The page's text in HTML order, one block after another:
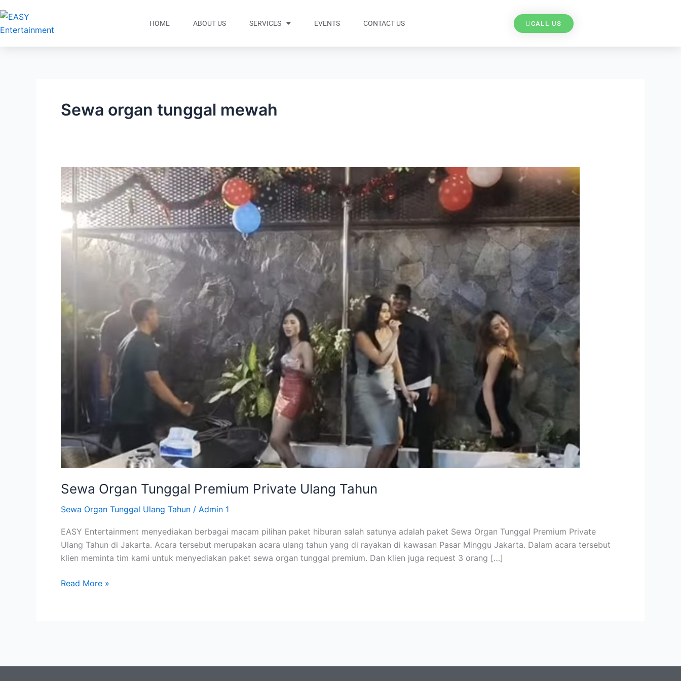
ke
konten
HOME ABOUT US SERVICES EVENTS CONTACT US CALL US
Sewa organ tunggal mewah
Sewa Organ Tunggal Premium Private Ulang Tahun
Sewa Organ Tunggal Ulang Tahun / Admin 1
EASY Entertainment menyediakan berbagai macam pilihan paket hiburan salah satunya adalah paket Sewa Organ Tunggal Premium Private
Ulang Tahun di Jakarta. Acara tersebut merupakan acara ulang tahun yang di rayakan di kawasan Pasar Minggu Jakarta. Dalam acara tersebut
klien meminta tim kami untuk menyediakan paket sewa organ tunggal premium. Dan klien juga request 3 orang […]
Sewa
Organ
Tunggal
Premium
Private
Ulang
Read More »